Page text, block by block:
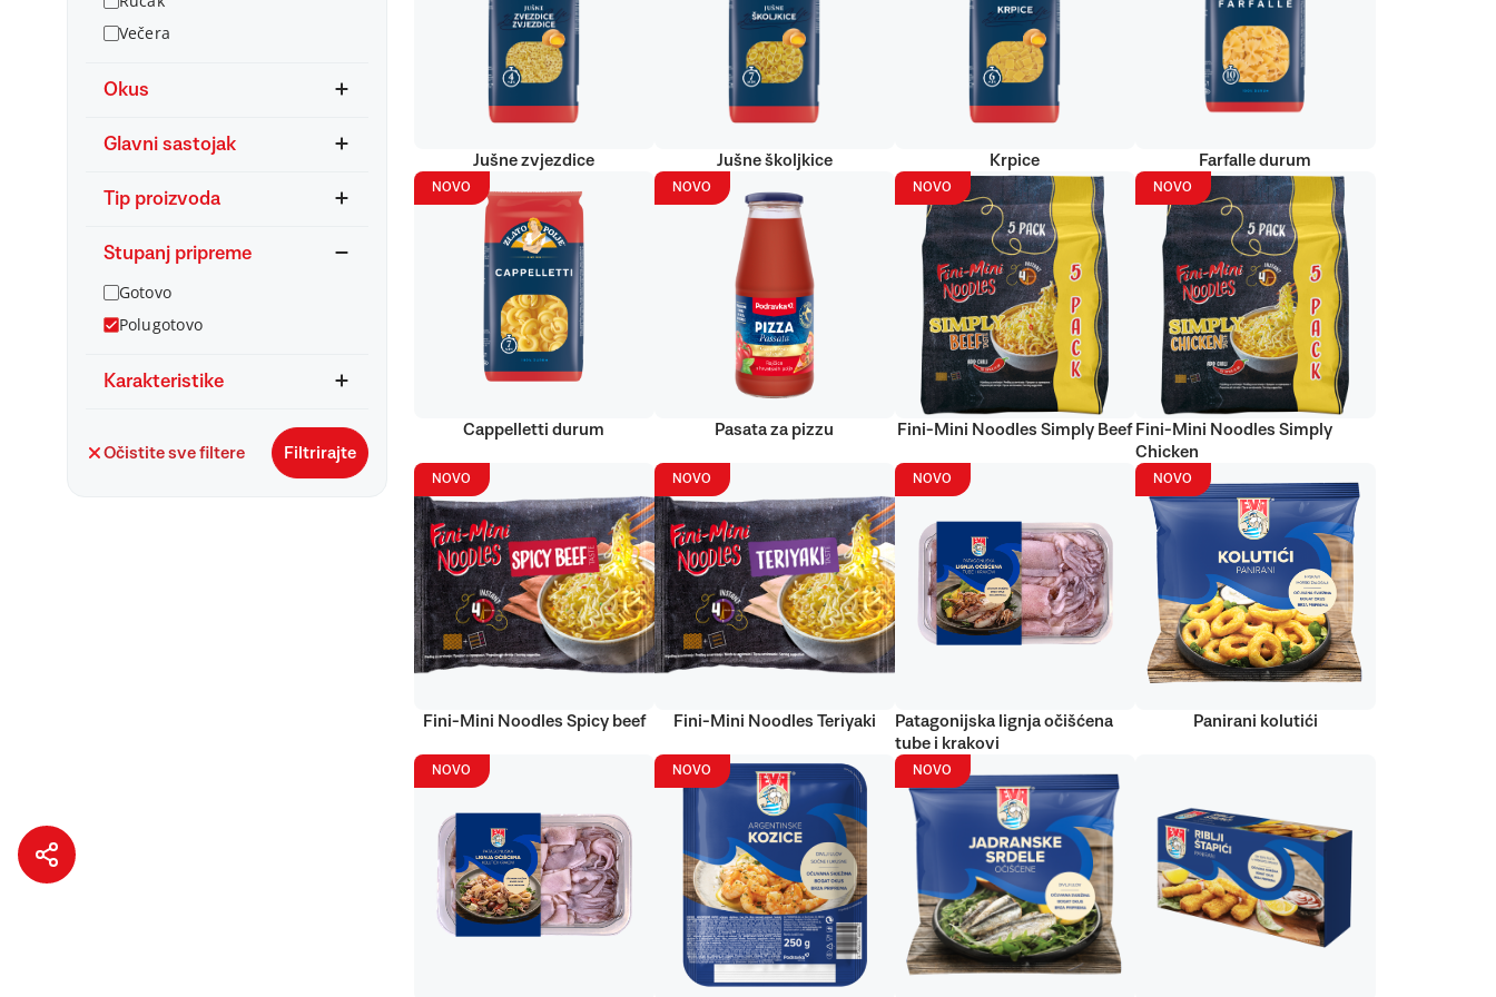
Večera
Okus
Glavni sastojak
Tip proizvoda
Stupanj pripreme
Gotovo
Polugotovo
Karakteristike
Očistite sve filtere Filtrirajte
Jušne zvjezdice Jušne školjkice Krpice Farfalle durum
NOVO
Cappelletti durum
NOVO
Pasata za pizzu
NOVO
Fini-Mini Noodles Simply Beef
NOVO
Fini-Mini Noodles Simply
Chicken
NOVO
Fini-Mini Noodles Spicy beef
NOVO
Fini-Mini Noodles Teriyaki
NOVO
Patagonijska lignja očišćena
tube i krakovi
NOVO
Panirani kolutići
NOVO NOVO NOVO